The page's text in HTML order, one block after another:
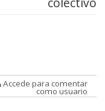
Accede para comentar
como usuario